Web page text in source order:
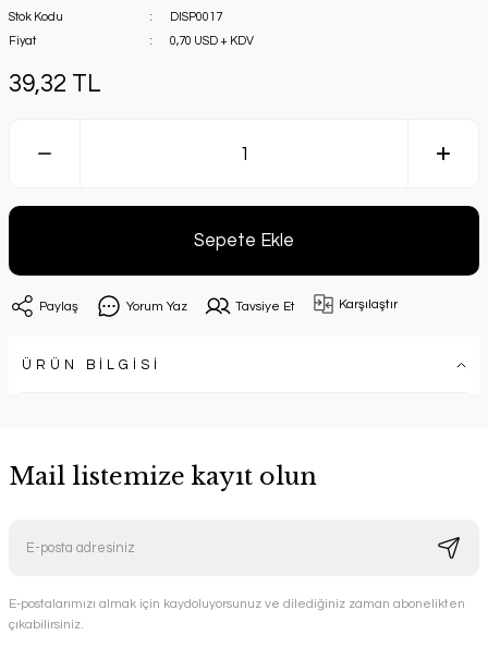
Stok Kodu
DISP0017
Fiyat
0,70 USD + KDV
39,32 TL
Sepete Ekle
Paylaş Yorum Yaz Tavsiye Et Karşılaştır
ÜRÜN BİLGİSİ
Mail listemize kayıt olun
E-postalarımızı almak için kaydoluyorsunuz ve dilediğiniz zaman abonelikten
çıkabilirsiniz.